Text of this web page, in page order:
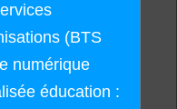
(BTS
numérique
éducation :